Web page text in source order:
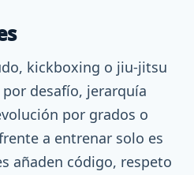
kickboxing o jiu-jitsu
desafío, jerarquía
por grados o
a entrenar solo es
añaden código, respeto